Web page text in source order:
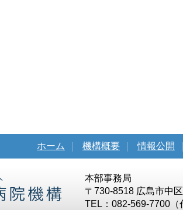
ホーム 機構概要 情報公開
本部事務局
〒730-8518 広島市中
TEL：082-569-7700